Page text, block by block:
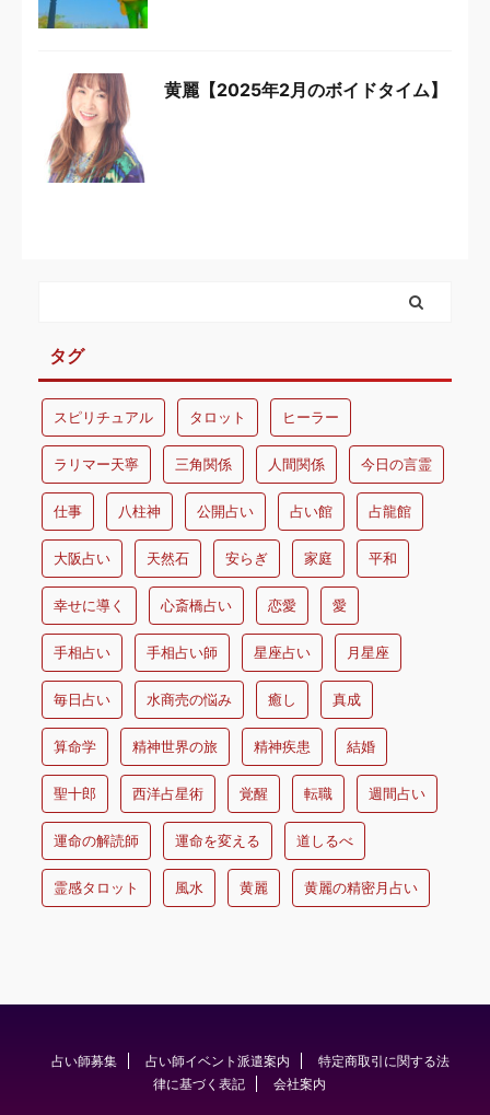
黄麗【2025年2月のボイドタイム】
タグ
スピリチュアル タロット ヒーラー
ラリマー天寧 三角関係 人間関係 今日の言霊
仕事 八柱神 公開占い 占い館 占龍館
大阪占い 天然石 安らぎ 家庭 平和
幸せに導く 心斎橋占い 恋愛 愛
手相占い 手相占い師 星座占い 月星座
毎日占い 水商売の悩み 癒し 真成
算命学 精神世界の旅 精神疾患 結婚
聖十郎 西洋占星術 覚醒 転職 週間占い
運命の解読師 運命を変える 道しるべ
霊感タロット 風水 黄麗 黄麗の精密月占い
占い師募集 占い師イベント派遣案内
特定商取引に関する法
律に基づく表記
会社案内